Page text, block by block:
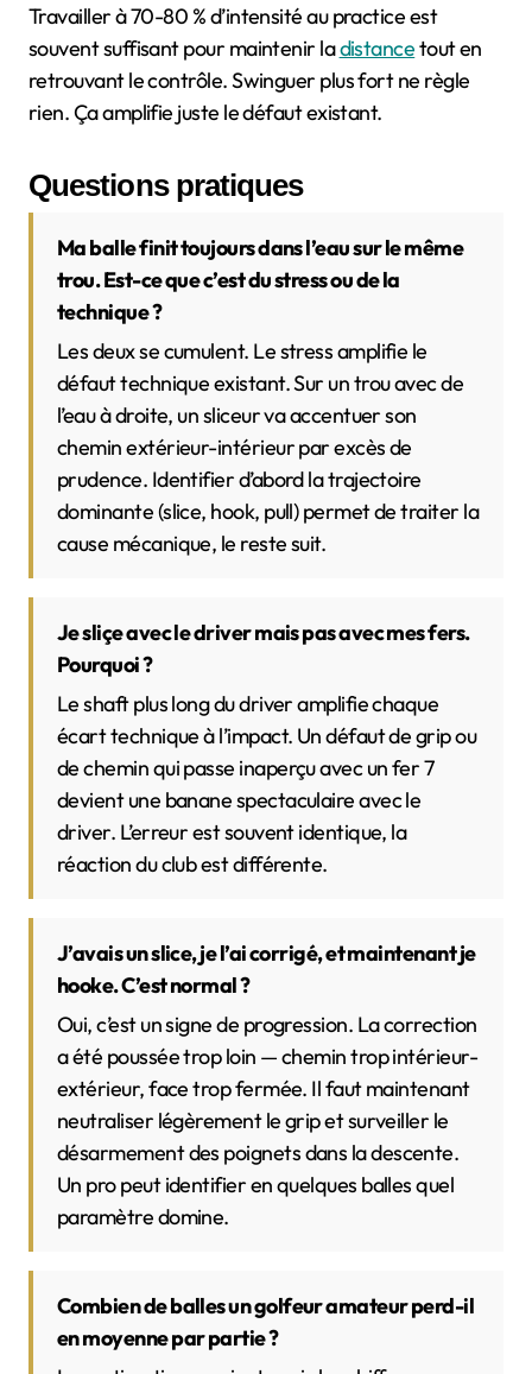
Travailler à 70-80 % d’intensité au practice est
souvent suffisant pour maintenir ladistancetout en
retrouvant le contrôle. Swinguer plus fort ne règle
rien. Ça amplifie juste le défaut existant.
Questions pratiques
Ma balle finit toujours dans l’eau sur le même
trou. Est-ce que c’est du stress ou de la
technique ?
Les deux se cumulent. Le stress amplifie le
défaut technique existant. Sur un trou avec de
l’eau à droite, un sliceur va accentuer son
chemin extérieur-intérieur par excès de
prudence. Identifier d’abord la trajectoire
dominante (slice, hook, pull) permet de traiter la
cause mécanique, le reste suit.
Je sliçe avec le driver mais pas avec mes fers.
Pourquoi ?
Le shaft plus long du driver amplifie chaque
écart technique à l’impact. Un défaut de grip ou
de chemin qui passe inaperçu avec un fer 7
devient une banane spectaculaire avec le
driver. L’erreur est souvent identique, la
réaction du club est différente.
J’avais un slice, je l’ai corrigé, et maintenant je
hooke. C’est normal ?
Oui, c’est un signe de progression. La correction
a été poussée trop loin — chemin trop intérieur-
extérieur, face trop fermée. Il faut maintenant
neutraliser légèrement le grip et surveiller le
désarmement des poignets dans la descente.
Un pro peut identifier en quelques balles quel
paramètre domine.
Combien de balles un golfeur amateur perd-il
en moyenne par partie ?